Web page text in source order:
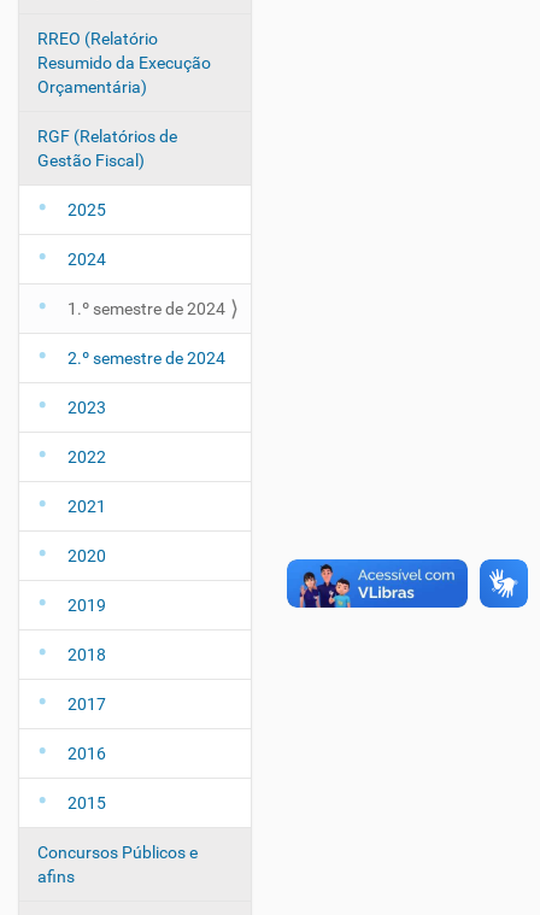
RREO (Relatório
Resumido da Execução
Orçamentária)
RGF (Relatórios de
Gestão Fiscal)
2025
2024
1.º semestre de 2024
2.º semestre de 2024
2023
2022
2021
2020
2019
2018
2017
2016
2015
Concursos Públicos e
afins